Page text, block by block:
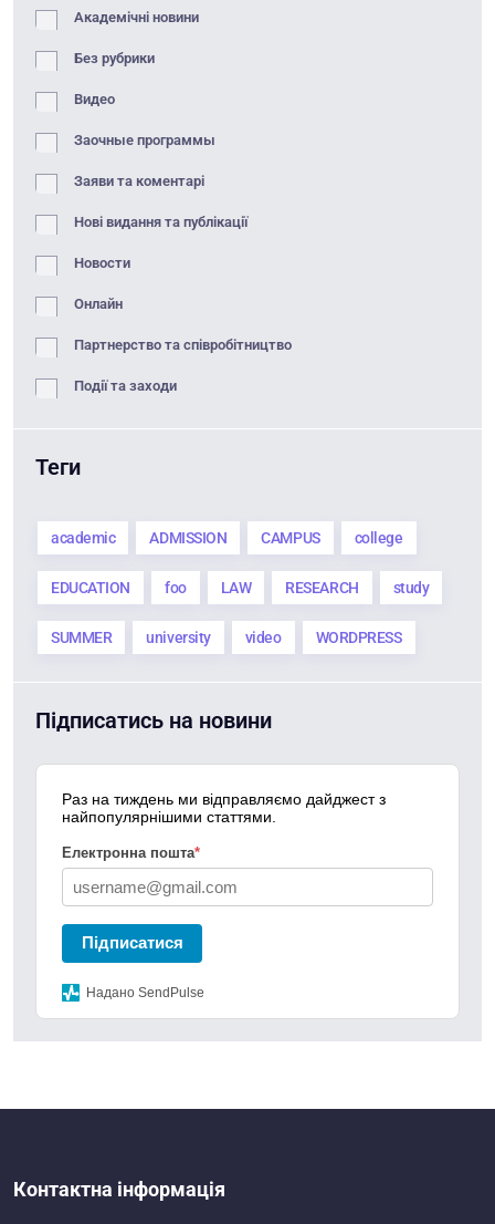
Академічні новини
Без рубрики
Видео
Заочные программы
Заяви та коментарі
Нові видання та публікації
Новости
Онлайн
Партнерство та співробітництво
Події та заходи
Теги
academic ADMISSION CAMPUS college
EDUCATION foo LAW RESEARCH study
SUMMER university video WORDPRESS
Підписатись на новини
Раз на тиждень ми відправляємо дайджест з
найпопулярнішими статтями.
Електронна пошта*
Підписатися
Надано SendPulse
Контактна інформація